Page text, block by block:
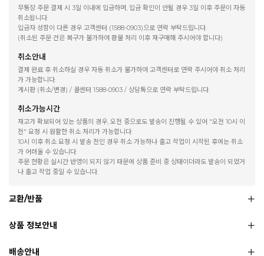
무통장 주문 결제 시 3일 이내에 입금하며, 입금 확인이 안될 경우 3일 이후 주문이 자동
취소됩니다.
입금자 성함이 다른 경우 고객센터 (1588-0903)으로 연락 부탁드립니다.
(취소된 주문 건은 복구가 불가하여 환불 처리 이후 재구매해 주시어야 합니다)
취소안내
결제 완료 후 취소하실 경우 자동 취소가 불가하여 고객센터로 연락 주시어야 취소 처리
가 가능합니다.
게시판 (취소/변경) / 콜센터 1588-0903 / 상담톡으로 연락 부탁드립니다.
취소가능시간
재고가 확보되어 있는 상품의 경우, 오전 중으로도 발송이 진행될 수 있어 "오전 10시 이
전" 요청 시 원활한 취소 처리가 가능합니다.
10시 이후 취소 요청 시 발송 전인 경우 취소 가능하나 출고 작업이 시작된 후에는 취소
가 어려울 수 있습니다.
주문 현황은 실시간 반영이 되지 않기 때문에 상품 준비 중 상태이더라도 발송이 되었거
나 출고 작업 중일 수 있습니다.
교환/반품
상품 정보안내
배송안내